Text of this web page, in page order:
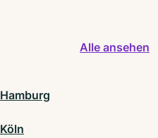
Alle ansehen
Hamburg
Köln